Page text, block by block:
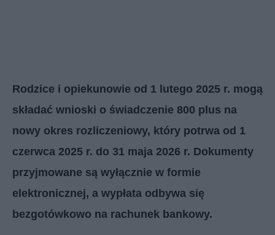
Rodzice i opiekunowie od 1 lutego 2025 r. mogą
składać wnioski o świadczenie 800 plus na
nowy okres rozliczeniowy, który potrwa od 1
czerwca 2025 r. do 31 maja 2026 r. Dokumenty
przyjmowane są wyłącznie w formie
elektronicznej, a wypłata odbywa się
bezgotówkowo na rachunek bankowy.